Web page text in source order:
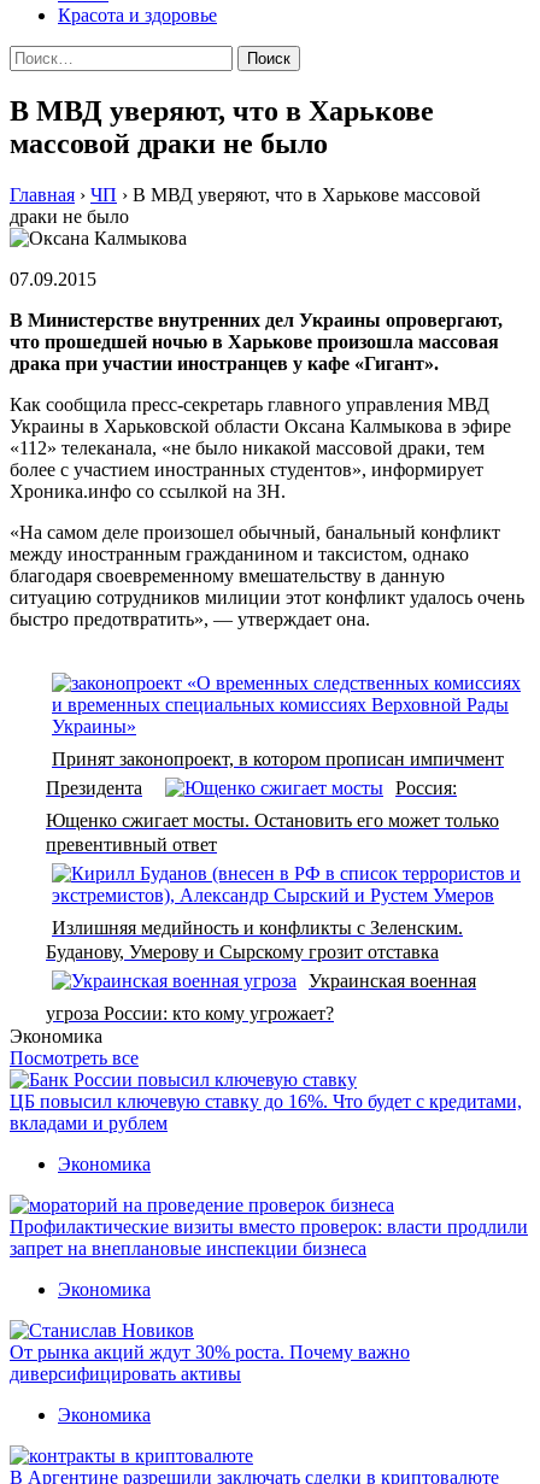
Красота и здоровье
Найти:
В МВД уверяют, что в Харькове
массовой драки не было
Главная › ЧП › В МВД уверяют, что в Харькове массовой
драки не было
07.09.2015
В Министерстве внутренних дел Украины опровергают,
что прошедшей ночью в Харькове произошла массовая
драка при участии иностранцев у кафе «Гигант».
Как сообщила пресс-секретарь главного управления МВД
Украины в Харьковской области Оксана Калмыкова в эфире
«112» телеканала, «не было никакой массовой драки, тем
более с участием иностранных студентов», информирует
Хроника.инфо со ссылкой на ЗН.
«На самом деле произошел обычный, банальный конфликт
между иностранным гражданином и таксистом, однако
благодаря своевременному вмешательству в данную
ситуацию сотрудников милиции этот конфликт удалось очень
быстро предотвратить», — утверждает она.
Принят законопроект, в котором прописан импичмент
Президента
Россия:
Ющенко сжигает мосты. Остановить его может только
превентивный ответ
Излишняя медийность и конфликты с Зеленским.
Буданову, Умерову и Сырскому грозит отставка
Украинская военная
угроза России: кто кому угрожает?
Экономика
Посмотреть все
ЦБ повысил ключевую ставку до 16%. Что будет с кредитами,
вкладами и рублем
Экономика
Профилактические визиты вместо проверок: власти продлили
запрет на внеплановые инспекции бизнеса
Экономика
От рынка акций ждут 30% роста. Почему важно
диверсифицировать активы
Экономика
В Аргентине разрешили заключать сделки в криптовалюте